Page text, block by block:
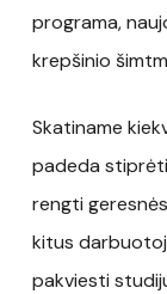
programa,
krepšinio
Skatiname
padeda
rengti
kitus
pakviesti